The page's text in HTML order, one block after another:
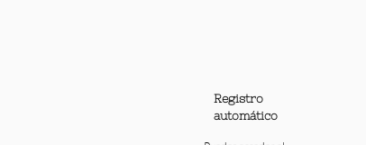
Registro
automático